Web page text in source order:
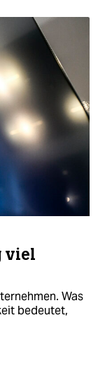
viel
Was
bedeutet,